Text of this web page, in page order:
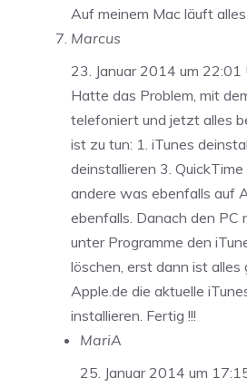
Auf meinem Mac läuft
Marcus
23. Januar 2014 um 22:01
Hatte das Problem, mit
telefoniert und jetzt alles
ist zu tun: 1. iTunes
deinstallieren 3.
andere was ebenfalls auf
ebenfalls. Danach den PC
unter Programme den
löschen, erst dann ist alles
Apple.de die aktuelle
installieren. Fertig !!!
MariA
25. Januar 2014 um